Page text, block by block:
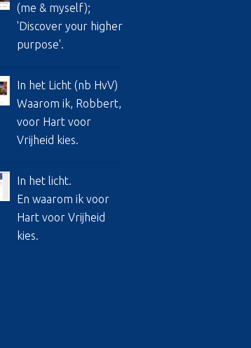
(me & myself);
'Discover your higher
purpose'.
In het Licht (nb HvV)
Waarom ik, Robbert,
voor Hart voor
Vrijheid kies.
In het licht.
En waarom ik voor
Hart voor Vrijheid
kies.